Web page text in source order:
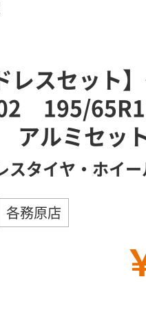
レスセット
02 195/
アルミセッ
スタイヤ・ホイ
各務原店